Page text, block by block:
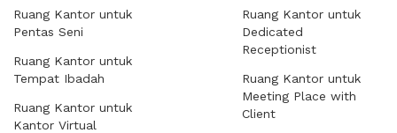
Ruang Kantor untuk
Pentas Seni
Ruang Kantor untuk
Tempat Ibadah
Ruang Kantor untuk
Kantor Virtual
Ruang Kantor untuk
Dedicated
Receptionist
Ruang Kantor untuk
Meeting Place with
Client